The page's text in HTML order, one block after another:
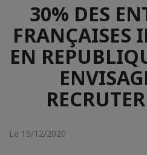
30% DES
FRANÇAISES
EN
Le 15/12/2020